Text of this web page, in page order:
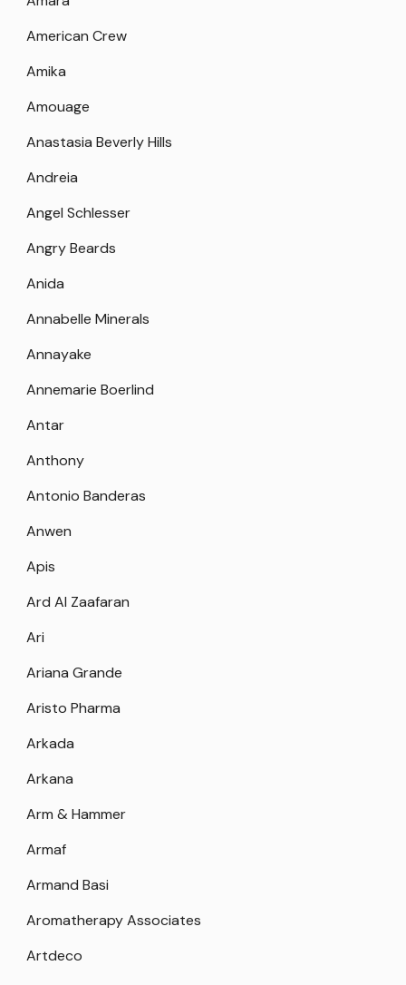
American Crew
Amika
Amouage
Anastasia Beverly Hills
Andreia
Angel Schlesser
Angry Beards
Anida
Annabelle Minerals
Annayake
Annemarie Boerlind
Antar
Anthony
Antonio Banderas
Anwen
Apis
Ard Al Zaafaran
Ari
Ariana Grande
Aristo Pharma
Arkada
Arkana
Arm & Hammer
Armaf
Armand Basi
Aromatherapy Associates
Artdeco